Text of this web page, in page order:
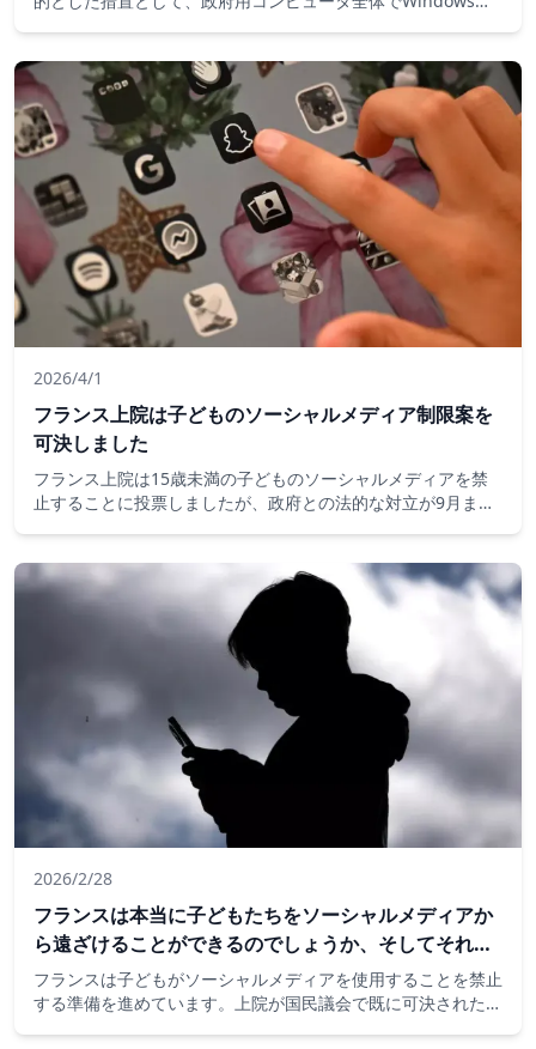
と警告しています。
2026/4/1
フランス上院は子どものソーシャルメディア制限案を
可決しました
フランス上院は15歳未満の子どものソーシャルメディアを禁
止することに投票しましたが、政府との法的な対立が9月まで
2026/2/28
フランスは本当に子どもたちをソーシャルメディアか
ら遠ざけることができるのでしょうか、そしてそれは
彼らの安全を高めるのでしょうか？
フランスは子どもがソーシャルメディアを使用することを禁止
する準備を進めています。上院が国民議会で既に可決された法